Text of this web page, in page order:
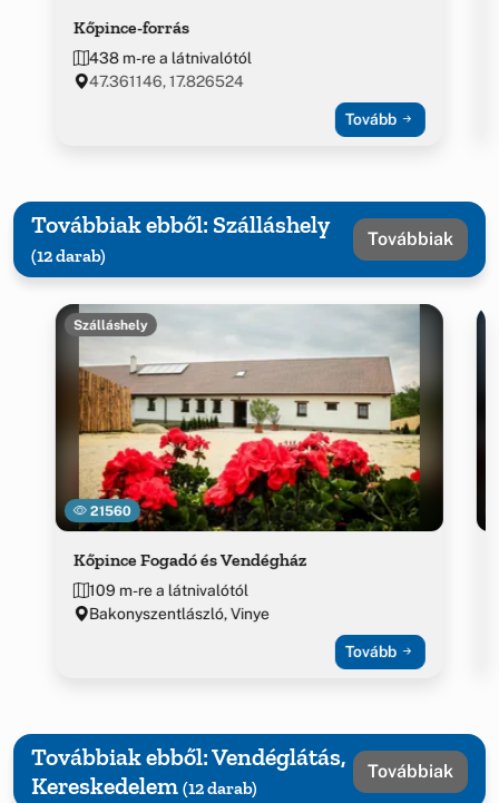
Kőpince-forrás
438 m-re a látnivalótól
47.361146, 17.826524
Tovább
Továbbiak ebből: Szálláshely
(12 darab)
Továbbiak
21560
Szálláshely
Kőpince Fogadó és Vendégház
109 m-re a látnivalótól
Bakonyszentlászló, Vinye
Tovább
Továbbiak ebből: Vendéglátás,
Kereskedelem (12 darab)
Továbbiak